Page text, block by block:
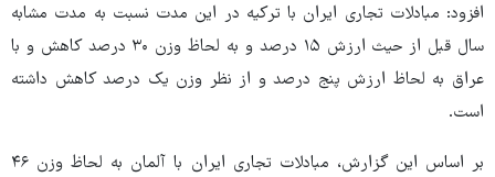
افزود: مبادلات تجاری ایران با ترکیه در این مدت نسبت به مدت مشابه
سال قبل از حیث ارزش ۱۵ درصد و به لحاظ وزن ۳۰ درصد کاهش و با
عراق به لحاظ ارزش پنج درصد و از نظر وزن یک درصد کاهش داشته
است.
بر اساس این گزارش، مبادلات تجاری ایران با آلمان به لحاظ وزن ۴۶